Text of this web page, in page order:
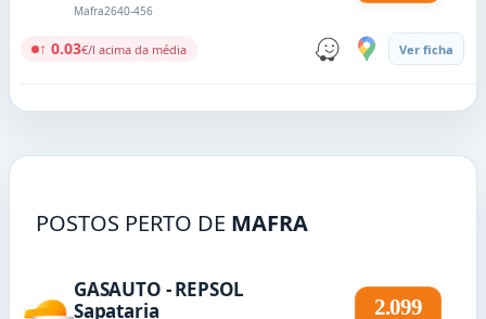
Mafra2640-456
↑ 0.03€/l acima da média Ver ficha
POSTOS PERTO DE MAFRA
GASAUTO - REPSOL
Sapataria
2.099